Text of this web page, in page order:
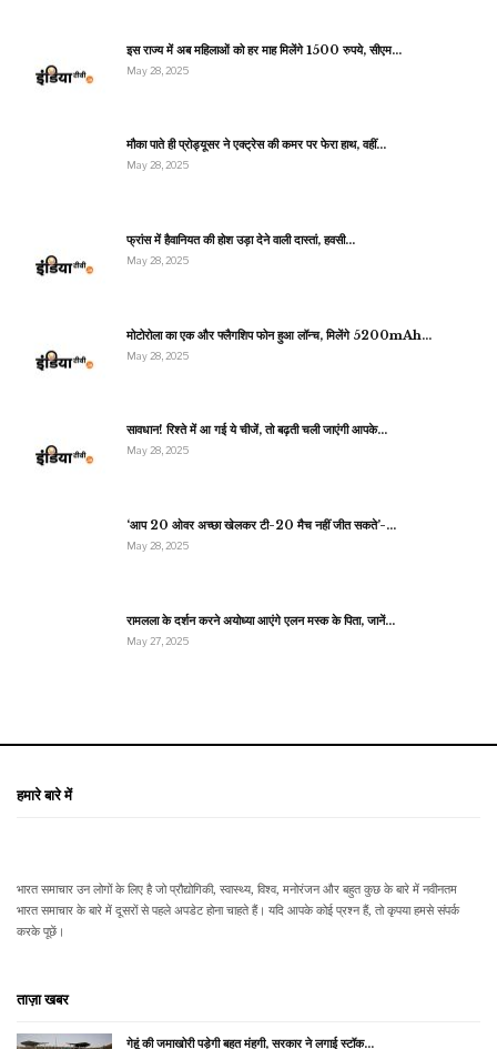
इस राज्य में अब महिलाओं को हर माह मिलेंगे 1500 रुपये, सीएम…
May 28, 2025
मौका पाते ही प्रोड्यूसर ने एक्ट्रेस की कमर पर फेरा हाथ, वहीं…
May 28, 2025
फ्रांस में हैवानियत की होश उड़ा देने वाली दास्तां, हवसी…
May 28, 2025
मोटोरोला का एक और फ्लैगशिप फोन हुआ लॉन्च, मिलेंगे 5200mAh…
May 28, 2025
सावधान! रिश्ते में आ गई ये चीजें, तो बढ़ती चली जाएंगी आपके…
May 28, 2025
‘आप 20 ओवर अच्छा खेलकर टी-20 मैच नहीं जीत सकते’-…
May 28, 2025
रामलला के दर्शन करने अयोध्या आएंगे एलन मस्क के पिता, जानें…
May 27, 2025
हमारे बारे में
भारत समाचार उन लोगों के लिए है जो प्रौद्योगिकी, स्वास्थ्य, विश्व, मनोरंजन और बहुत कुछ के बारे में नवीनतम
भारत समाचार के बारे में दूसरों से पहले अपडेट होना चाहते हैं। यदि आपके कोई प्रश्न हैं, तो कृपया हमसे संपर्क
करके पूछें।
ताज़ा खबर
गेहूं की जमाखोरी पड़ेगी बहुत मंहगी, सरकार ने लगाई स्टॉक…